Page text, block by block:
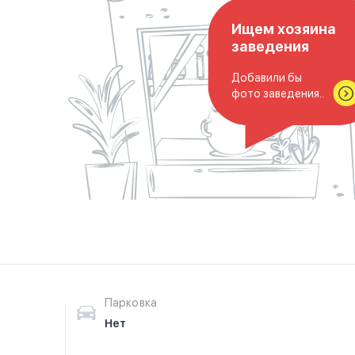
Ищем хозяина
заведения
Добавили бы
фото заведения..
Парковка
Нет